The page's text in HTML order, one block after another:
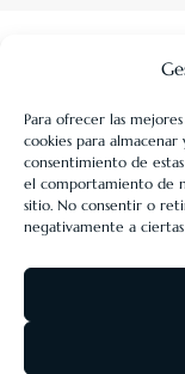
Para ofrecer las
cookies para
consentimiento de
el comportamiento de
sitio. No consentir o
negativamente a
LIBRERÍA
de Fondos
competitividad de
marcha un Plan
digitalización y la
2025. Para ello
Digital de la